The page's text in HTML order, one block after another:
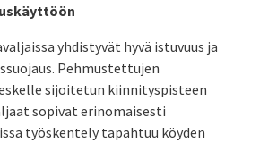
yhdistyvät hyvä istuvuus ja
Pehmustettujen
sijoitetun kiinnityspisteen
sopivat erinomaisesti
työskentely tapahtuu köyden